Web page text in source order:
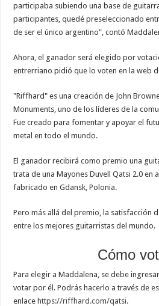
participaba subiendo una base de
participantes, quedé preseleccionado
de ser el único argentino", contó
Ahora, el ganador será elegido por
entrerriano pidió que lo voten en la web
"Riffhard" es una creación de John
Monuments, uno de los líderes de la
Fue creado para fomentar y apoyar el
metal en todo el mundo.
El ganador recibirá como premio una
trata de una Mayones Duvell Qatsi 2.0 en
fabricado en Gdansk, Polonia.
Pero más allá del premio, la satisfacción
entre los mejores guitarristas del mundo.
Cómo
Para elegir a Maddalena, se debe
votar por él. Podrás hacerlo a través de
enlacehttps://riffhard.com/qatsi.